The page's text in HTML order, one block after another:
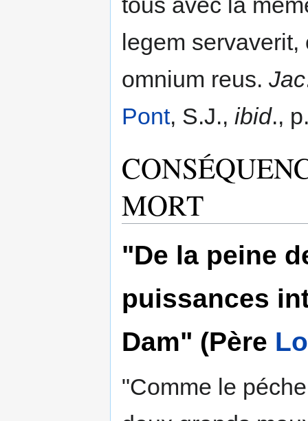
legem servaverit,
omnium reus. Jac
Pont, S.J., ibid.,
MORT
"De la peine
puissances
Dam" (Père
"Comme le